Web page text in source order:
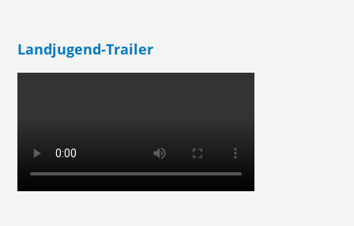
Landjugend-Trailer